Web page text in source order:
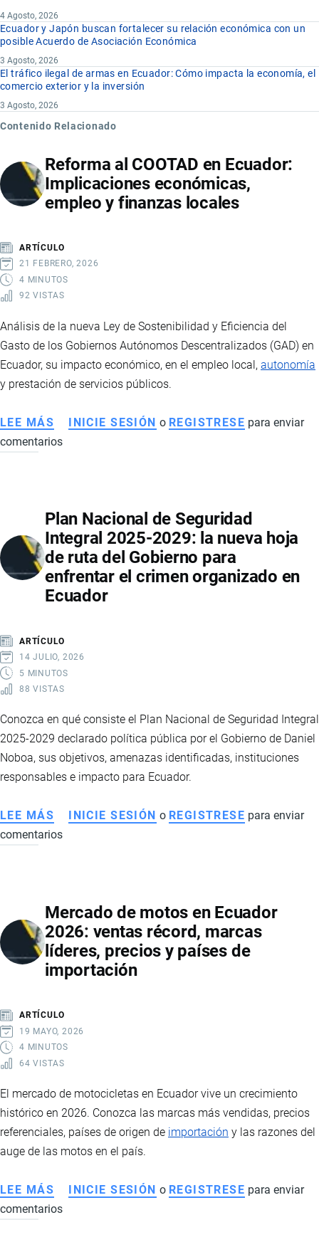
4 Agosto, 2026
Ecuador y Japón buscan fortalecer su relación económica con un
posible Acuerdo de Asociación Económica
3 Agosto, 2026
El tráfico ilegal de armas en Ecuador: Cómo impacta la economía, el
comercio exterior y la inversión
3 Agosto, 2026
Contenido Relacionado
Reforma al COOTAD en Ecuador:
Implicaciones económicas,
empleo y finanzas locales
ARTÍCULO
21 FEBRERO, 2026
4 MINUTOS
92 VISTAS
Análisis de la nueva Ley de Sostenibilidad y Eficiencia del
Gasto de los Gobiernos Autónomos Descentralizados (GAD) en
Ecuador, su impacto económico, en el empleo local, autonomía
y prestación de servicios públicos.
LEE MÁS SOBRE
REFORMA
ECUADOR:
IMPLICACIONES
ECONÓMICAS,
EMPLEO
Y
INICIE SESIÓN o REGISTRESE para enviar
comentarios
Plan Nacional de Seguridad
Integral 2025-2029: la nueva hoja
de ruta del Gobierno para
enfrentar el crimen organizado en
Ecuador
ARTÍCULO
14 JULIO, 2026
5 MINUTOS
88 VISTAS
Conozca en qué consiste el Plan Nacional de Seguridad Integral
2025-2029 declarado política pública por el Gobierno de Daniel
Noboa, sus objetivos, amenazas identificadas, instituciones
responsables e impacto para Ecuador.
LEE MÁS SOBRE
PLAN
INTEGRAL
2025-
2029:
LA
DE
RUTA
DEL
EN
INICIE SESIÓN o REGISTRESE para enviar
comentarios
Mercado de motos en Ecuador
2026: ventas récord, marcas
líderes, precios y países de
importación
ARTÍCULO
19 MAYO, 2026
4 MINUTOS
64 VISTAS
El mercado de motocicletas en Ecuador vive un crecimiento
histórico en 2026. Conozca las marcas más vendidas, precios
referenciales, países de origen de importación y las razones del
auge de las motos en el país.
LEE MÁS SOBRE
MERCADO
INICIE SESIÓN o REGISTRESE para enviar
comentarios